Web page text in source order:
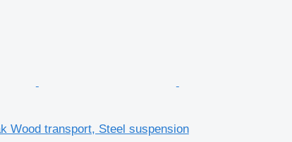
Wood transport, Steel suspension